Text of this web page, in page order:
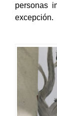
personas
excepción.